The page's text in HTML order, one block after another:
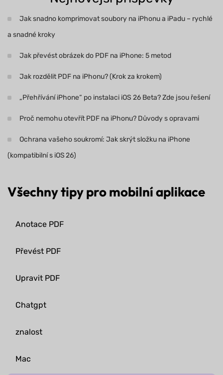
Všechny tipy pro mobilní aplikace
Anotace PDF
Převést PDF
Upravit PDF
Chatgpt
znalost
Mac
Jak snadno komprimovat soubory na iPhonu a iPadu – rychlé
a snadné kroky
Jak převést obrázek do PDF na iPhone: 5 metod
Jak rozdělit PDF na iPhonu? (Krok za krokem)
„Přehřívání iPhone“ po instalaci iOS 26 Beta? Zde jsou řešení
Proč nemohu otevřít PDF na iPhonu? Důvody s opravami
Ochrana vašeho soukromí: Jak skrýt složku na iPhone
(kompatibilní s iOS 26)